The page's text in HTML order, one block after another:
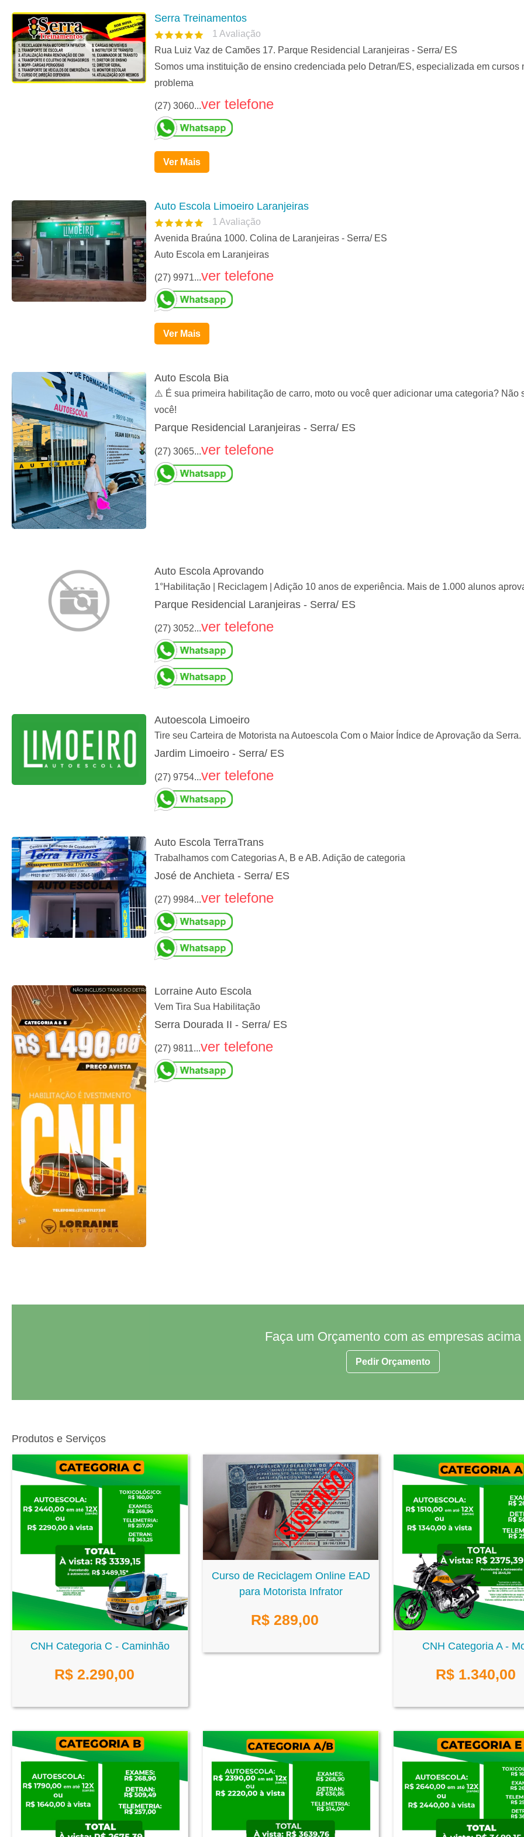
Serra Treinamentos
1 Avaliação
Rua Luiz Vaz de Camões 17. Parque Residencial Laranjeiras - Serra/ ES
Somos uma instituição de ensino credenciada pelo Detran/ES, especializada em
problema
(27) 3060...ver telefone
Ver Mais
Auto Escola Limoeiro Laranjeiras
1 Avaliação
Avenida Braúna 1000. Colina de Laranjeiras - Serra/ ES
Auto Escola em Laranjeiras
(27) 9971...ver telefone
Ver Mais
Auto Escola Bia
⚠️ É sua primeira habilitação de carro, moto ou você quer adicionar uma categoria?
você!
Parque Residencial Laranjeiras - Serra/ ES
(27) 3065...ver telefone
Auto Escola Aprovando
1°Habilitação | Reciclagem | Adição 10 anos de experiência. Mais de 1.000 alunos
Parque Residencial Laranjeiras - Serra/ ES
(27) 3052...ver telefone
Autoescola Limoeiro
Tire seu Carteira de Motorista na Autoescola Com o Maior Índice de Aprovação da Serra.
Jardim Limoeiro - Serra/ ES
(27) 9754...ver telefone
Auto Escola TerraTrans
Trabalhamos com Categorias A, B e AB. Adição de categoria
José de Anchieta - Serra/ ES
(27) 9984...ver telefone
Lorraine Auto Escola
Vem Tira Sua Habilitação
Serra Dourada II - Serra/ ES
(27) 9811...ver telefone
Faça um Orçamento com as empresas acima
Pedir Orçamento
Produtos e Serviços
CNH Categoria C - Caminhão
R$ 2.290,00
Curso de Reciclagem Online EAD
para Motorista Infrator
R$ 289,00
CNH Categoria A -
R$ 1.340,00